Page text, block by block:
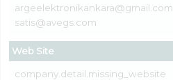
argeelektronikankara@gmail.com
satis@avegs.com
Web Site
company.detail.missing_website